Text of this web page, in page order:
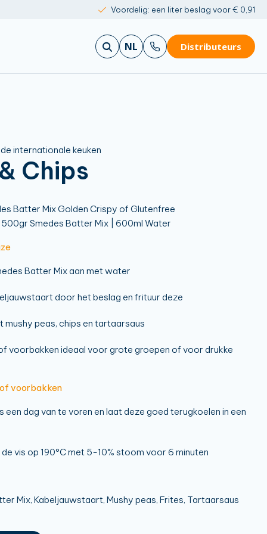
Voordelig: een liter beslag voor € 0,91
NL Distributeurs
internationale keuken
Chips
Batter Mix Golden Crispy of Glutenfree
500gr Smedes Batter Mix | 600ml Water
Batter Mix aan met water
door het beslag en frituur deze
mushy peas, chips en tartaarsaus
voorbakken ideaal voor grote groepen of voor drukke
voorbakken
een dag van te voren en laat deze goed terugkoelen in een
vis op 190°C met 5-10% stoom voor 6 minuten
Mix, Kabeljauwstaart, Mushy peas, Frites, Tartaarsaus